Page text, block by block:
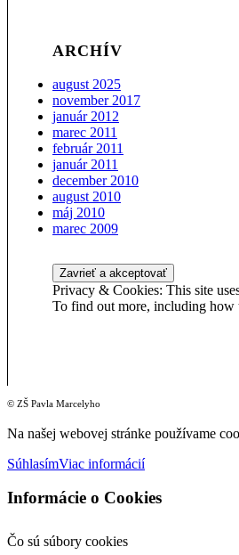
ARCHÍV
august 2025
november 2017
január 2012
marec 2011
február 2011
január 2011
december 2010
august 2010
máj 2010
marec 2009
Privacy & Cookies: This site
To find out more, including how
© ZŠ Pavla Marcelyho
Na našej webovej stránke používame
SúhlasímViac informácií
Informácie o Cookies
Čo sú súbory cookies